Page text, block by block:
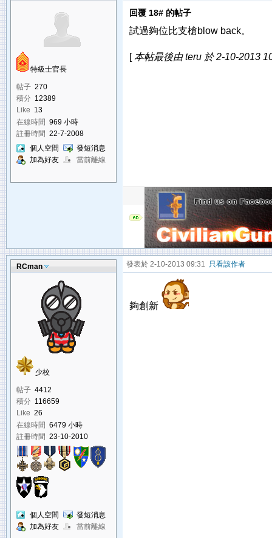
特級士官長
帖子 270
積分 12389
Like 13
在線時間 969 小時
註冊時間 22-7-2008
個人空間
發短消息
加為好友
當前離線
回覆 18# 的帖子
試過夠位比支槍blow back。
[本帖最後由 teru 於 2-10-2013
RCman
少校
帖子 4412
積分 116659
Like 26
在線時間 6479 小時
註冊時間 23-10-2010
個人空間
發短消息
加為好友
當前離線
發表於 2-10-2013 09:31 只看該作者
夠創新